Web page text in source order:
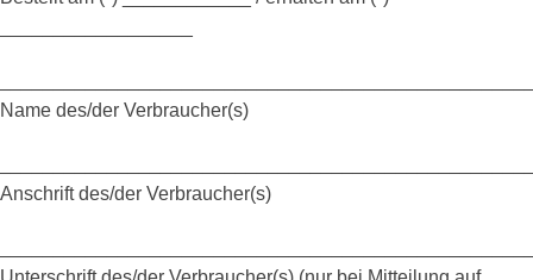
Name des/der Verbraucher(s)
Anschrift des/der Verbraucher(s)